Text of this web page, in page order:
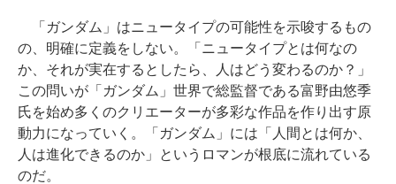
「ガンダム」はニュータイプの可能性を示唆するもの
の、明確に定義をしない。「ニュータイプとは何なの
か、それが実在するとしたら、人はどう変わるのか？」
この問いが「ガンダム」世界で総監督である富野由悠季
氏を始め多くのクリエーターが多彩な作品を作り出す原
動力になっていく。「ガンダム」には「人間とは何か、
人は進化できるのか」というロマンが根底に流れている
のだ。